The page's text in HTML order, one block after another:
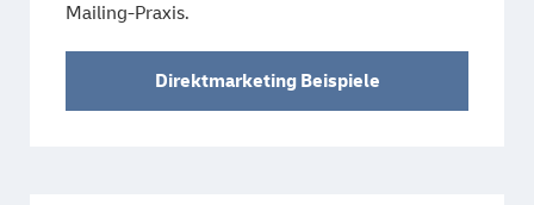
Mailing-Praxis.
Direktmarketing Beispiele